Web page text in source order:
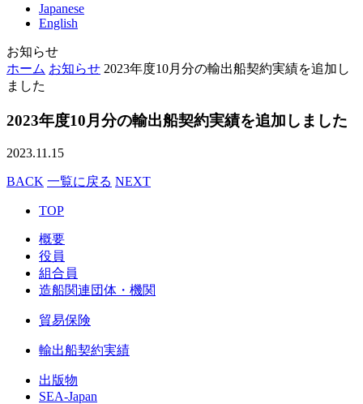
Japanese
English
お知らせ
ホーム お知らせ 2023年度10月分の輸出船契約実績を追加し
ました
2023年度10月分の輸出船契約実績を追加しました
2023.11.15
BACK 一覧に戻る NEXT
TOP
概要
役員
組合員
造船関連団体・機関
貿易保険
輸出船契約実績
出版物
SEA-Japan